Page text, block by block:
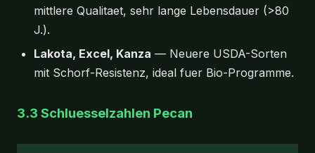
mittlere Qualitaet, sehr lange Lebensdauer (>80
J.).
Lakota, Excel, Kanza — Neuere USDA-Sorten
mit Schorf-Resistenz, ideal fuer Bio-Programme.
3.3 Schluesselzahlen Pecan